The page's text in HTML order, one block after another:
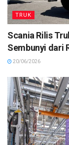
TRUK
Scania Rilis
Sembunyi dari
20/06/2026